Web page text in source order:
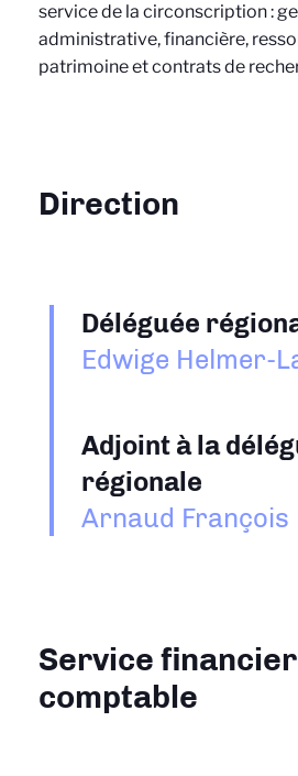
service de la circonscription :
administrative, financière,
patrimoine et contrats de
Direction
Déléguée
Edwige Helmer-
Adjoint à la
régionale
Arnaud François
Service
comptable